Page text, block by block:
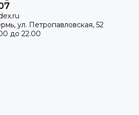
ул. Петропавловская, 52
до 22.00